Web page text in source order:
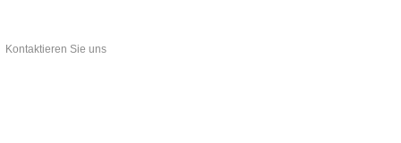
Kontaktieren Sie uns